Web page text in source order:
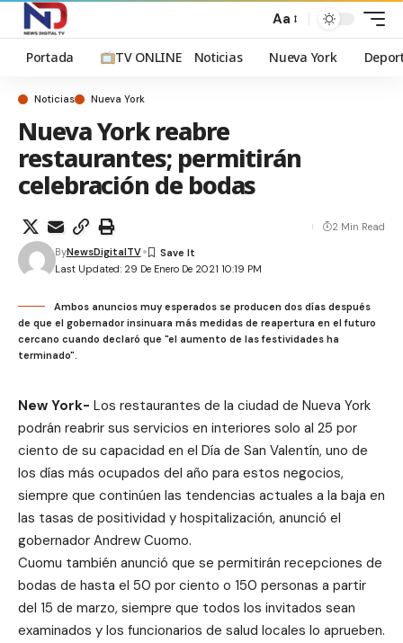
Aa
Portada TV ONLINE Noticias Nueva York
Noticias Nueva York
Nueva York reabre
restaurantes; permitirán
celebración de bodas
Last Updated: 29 De Enero De 2021 10:19 PM
ByNewsDigitalTV
2 Min Read
Ambos anuncios muy esperados se producen dos días después
de que el gobernador insinuara más medidas de reapertura en el futuro
cercano cuando declaró que "el aumento de las festividades ha
terminado".
New York- Los restaurantes de la ciudad de Nueva York
podrán reabrir sus servicios en interiores solo al 25 por
ciento de su capacidad en el Día de San Valentín, uno de
los días más ocupados del año para estos negocios,
siempre que continúen las tendencias actuales a la baja en
las tasas de positividad y hospitalización, anunció el
gobernador Andrew Cuomo.
Cuomu también anunció que se permitirán recepciones de
bodas de hasta el 50 por ciento o 150 personas a partir
del 15 de marzo, siempre que todos los invitados sean
examinados y los funcionarios de salud locales lo aprueben.